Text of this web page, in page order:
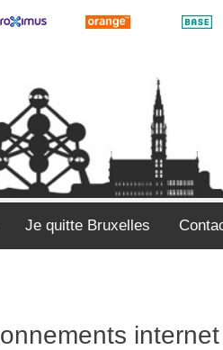
Je quitte Bruxelles